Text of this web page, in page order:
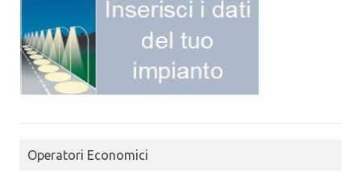
Operatori Economici